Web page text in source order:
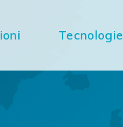
Tecnologie